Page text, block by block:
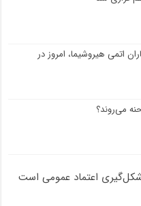
اتمی هیروشیما، امروز در
می‌روند؟
شکل‌گیری اعتماد عمومی است